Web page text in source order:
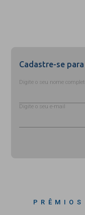
Cadastre-se
Digite o seu nome
Digite o seu e-mail